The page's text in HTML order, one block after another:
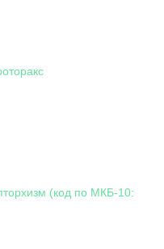
(код по МКБ-10: